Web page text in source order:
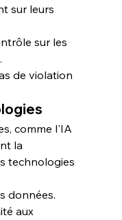
sur leurs
sur les
de violation
comme l'IA
la
technologies
données.
aux